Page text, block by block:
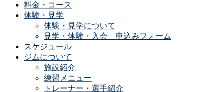
料金・コース
体験・見学
体験・見学について
見学・体験・入会 申込みフォーム
スケジュール
ジムについて
施設紹介
練習メニュー
トレーナー・選手紹介